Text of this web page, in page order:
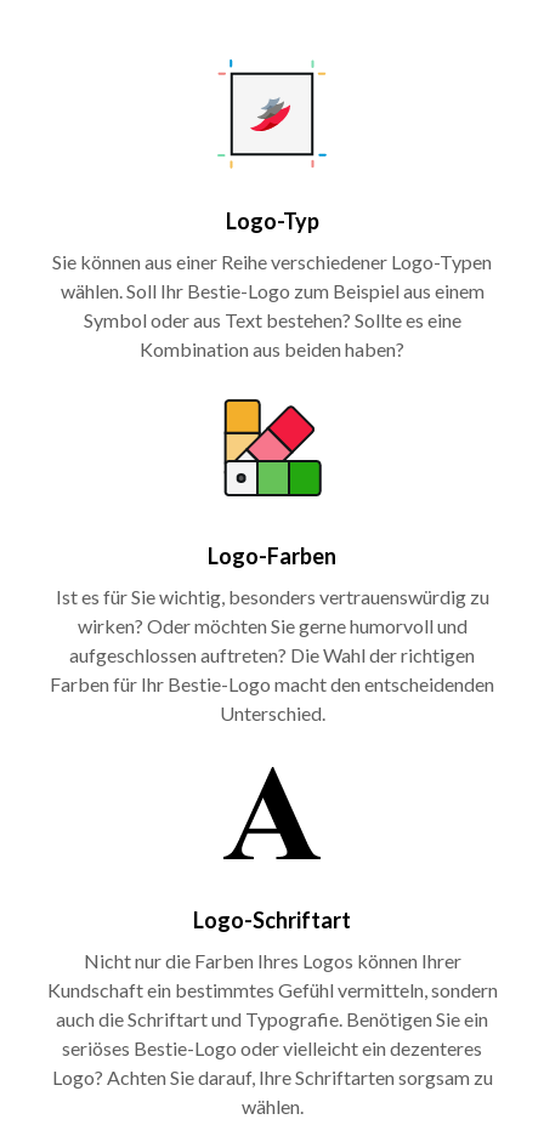
Logo-Typ
Sie können aus einer Reihe verschiedener Logo-Typen
wählen. Soll Ihr Bestie-Logo zum Beispiel aus einem
Symbol oder aus Text bestehen? Sollte es eine
Kombination aus beiden haben?
Logo-Farben
Ist es für Sie wichtig, besonders vertrauenswürdig zu
wirken? Oder möchten Sie gerne humorvoll und
aufgeschlossen auftreten? Die Wahl der richtigen
Farben für Ihr Bestie-Logo macht den entscheidenden
Unterschied.
Logo-Schriftart
Nicht nur die Farben Ihres Logos können Ihrer
Kundschaft ein bestimmtes Gefühl vermitteln, sondern
auch die Schriftart und Typografie. Benötigen Sie ein
seriöses Bestie-Logo oder vielleicht ein dezenteres
Logo? Achten Sie darauf, Ihre Schriftarten sorgsam zu
wählen.